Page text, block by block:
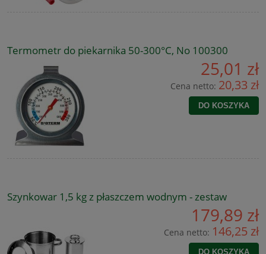
Termometr do piekarnika 50-300°C, No 100300
25,01 zł
Cena netto: 20,33 zł
DO KOSZYKA
Szynkowar 1,5 kg z płaszczem wodnym - zestaw
179,89 zł
Cena netto: 146,25 zł
DO KOSZYKA